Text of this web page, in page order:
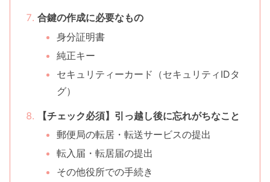
合鍵の作成に必要なもの
身分証明書
純正キー
セキュリティーカード（セキュリティIDタ
グ）
【チェック必須】引っ越し後に忘れがちなこと
郵便局の転居・転送サービスの提出
転入届・転居届の提出
その他役所での手続き